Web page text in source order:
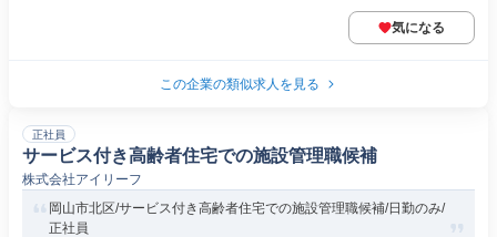
気になる
この企業の類似求人を見る
正社員
サービス付き高齢者住宅での施設管理職候補
株式会社アイリーフ
岡山市北区/サービス付き高齢者住宅での施設管理職候補/日勤のみ/
正社員